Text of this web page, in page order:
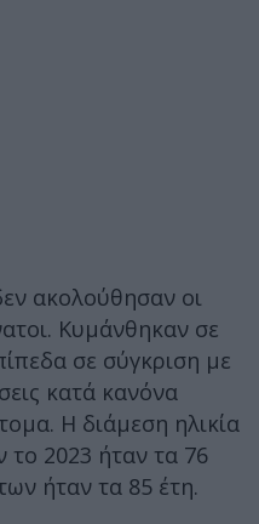
ακολούθησαν οι
Κυμάνθηκαν σε
σε σύγκριση με
κατά κανόνα
Η διάμεση ηλικία
2023 ήταν τα 76
ήταν τα 85 έτη.